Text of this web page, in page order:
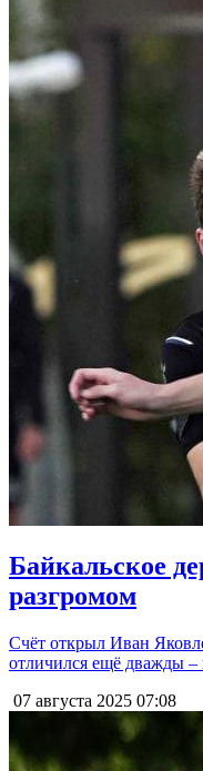
Байкальское
разгромом
Счёт открыл Иван
отличился ещё дважды
07 августа 2025 07:08